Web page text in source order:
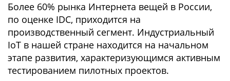
Более 60% рынка Интернета вещей в России,
по оценке IDC, приходится на
производственный сегмент. Индустриальный
IoT в нашей стране находится на начальном
этапе развития, характеризующимся активным
тестированием пилотных проектов.